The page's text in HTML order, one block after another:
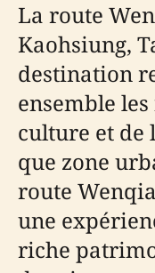
La route
Kaohsiung,
destination
ensemble
culture et de
que zone
route
une
riche